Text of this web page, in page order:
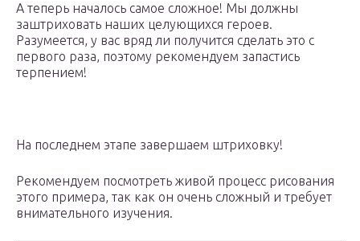
А теперь началось самое сложное! Мы должны
заштриховать наших целующихся героев.
Разумеется, у вас вряд ли получится сделать это с
первого раза, поэтому рекомендуем запастись
терпением!
На последнем этапе завершаем штриховку!
Рекомендуем посмотреть живой процесс рисования
этого примера, так как он очень сложный и требует
внимательного изучения.